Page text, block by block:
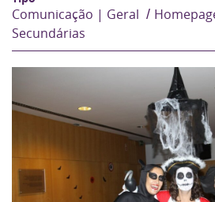
Comunicação | Geral
Secundárias